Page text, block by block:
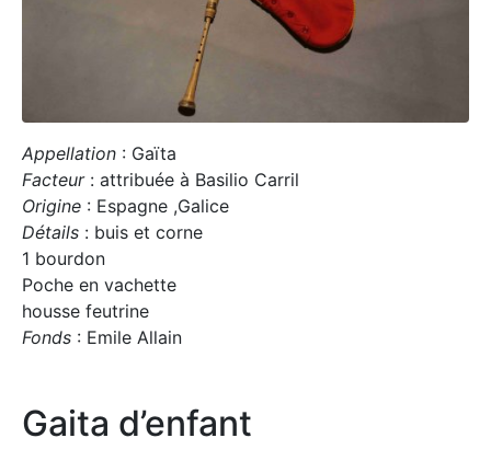
Appellation : Gaïta
Facteur: attribuée à Basilio Carril
Origine : Espagne ,Galice
Détails : buis et corne
1 bourdon
Poche en vachette
housse feutrine
Fonds : Emile Allain
Gaita d’enfant